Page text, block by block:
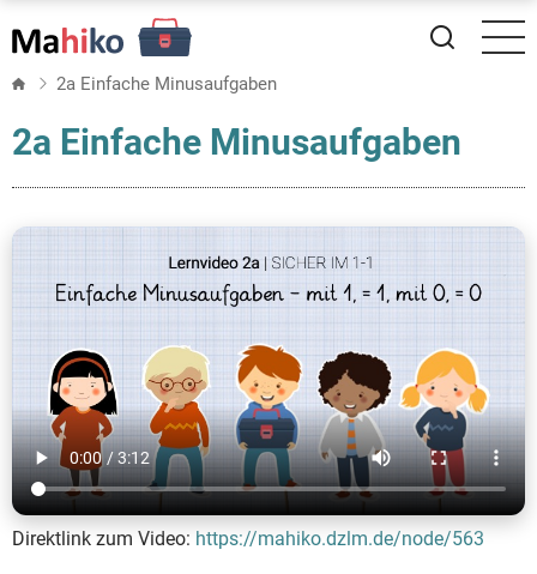
zum
Inhalt 2a Einfache Minusaufgaben
2a Einfache Minusaufgaben
Direktlink zum Video: https://mahiko.dzlm.de/node/563